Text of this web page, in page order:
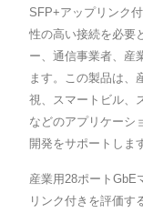
SFP+アップリンク
性の高い接続を必要
ー、通信事業者、産
ます。この製品は、
視、スマートビル、
などのアプリケーシ
開発をサポートしま
産業用28ポートGbE
リンク付きを評価す